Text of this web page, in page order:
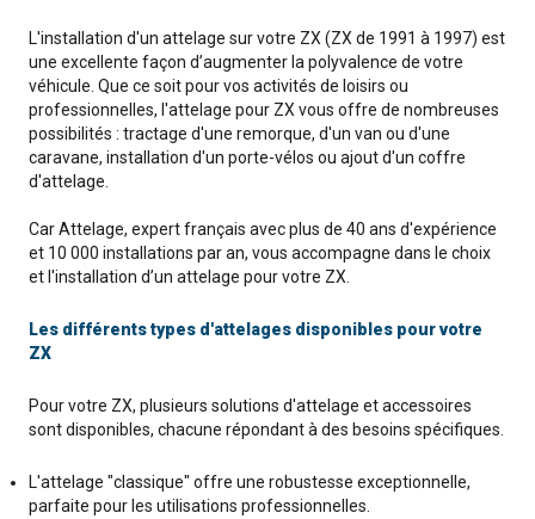
L'installation d'un attelage sur votre ZX (ZX de 1991 à 1997) est
une excellente façon d’augmenter la polyvalence de votre
véhicule. Que ce soit pour vos activités de loisirs ou
professionnelles, l'attelage pour ZX vous offre de nombreuses
possibilités : tractage d'une remorque, d'un van ou d'une
caravane, installation d'un porte-vélos ou ajout d'un coffre
d'attelage.
Car Attelage, expert français avec plus de 40 ans d'expérience
et 10 000 installations par an, vous accompagne dans le choix
et l'installation d’un attelage pour votre ZX.
Les différents types d'attelages disponibles pour votre
ZX
Pour votre ZX, plusieurs solutions d'attelage et accessoires
sont disponibles, chacune répondant à des besoins spécifiques.
L'attelage "classique" offre une robustesse exceptionnelle,
parfaite pour les utilisations professionnelles.